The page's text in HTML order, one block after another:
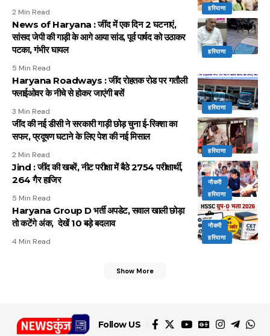
हरियाणा
2 Min Read
हरियाणा
News of Haryana : जींद में एक दिन 2 घटनाएं,
सांसद जेपी की गाड़ी के आगे आया सांड, पूर्व पार्षद को उठाकर
पटका, गंभीर घायल
5 Min Read
हरियाणा
Haryana Roadways : जींद रोहतक रोड पर गतौली
फ्लाईओवर के नीचे से होकर जाएंगी बसें
3 Min Read
हरियाणा
जींद की नई डीसी ने सरकारी गाड़ी छोड़ चुना ई-रिक्शा का
सफर, प्रदूषण घटाने के लिए पेश की नई मिसाल
2 Min Read
नौकरी
हरियाणा
Jind : जींद की खबरें, नीट परीक्षा में बैठे 2754 परीक्षार्थी,
264 गैर हाजिर
5 Min Read
नौकरी
हरियाणा
Haryana Group D भर्ती अपडेट, सवाल खाली छोड़ा
तो कटेंगे अंक, देखें 10 बड़े बदलाव
4 Min Read
Show More
Follow US